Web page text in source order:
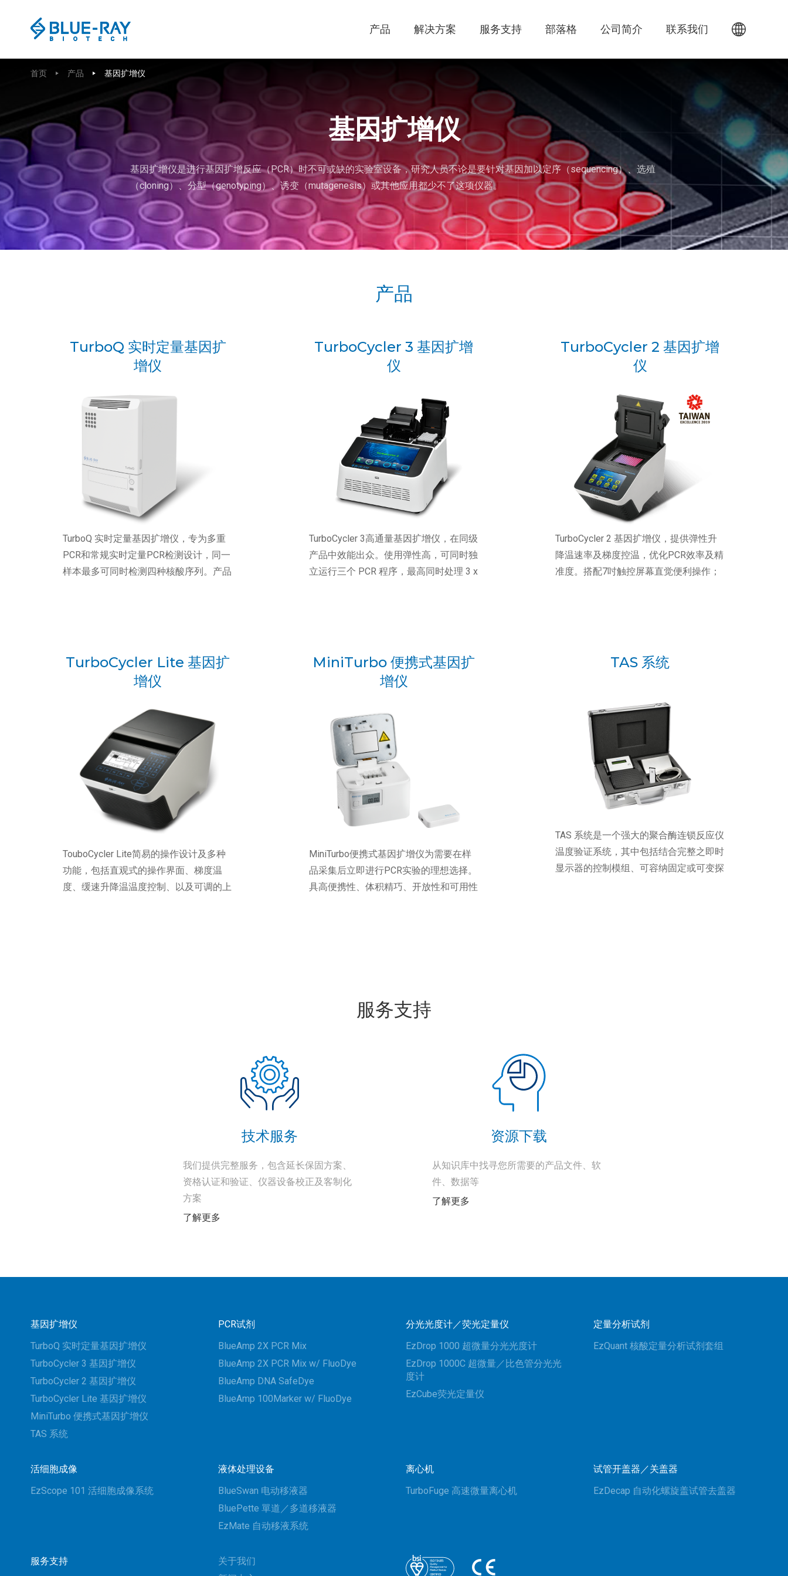
产品 解决方案 服务支持 部落格 公司简介 联系我们
首页 产品 基因扩增仪
基因扩增仪
基因扩增仪是进行基因扩增反应（PCR）时不可或缺的实验室设备，研究人员不论是要针对基因加以定序（sequencing）、选殖
（cloning）、分型（genotyping）、诱变（mutagenesis）或其他应用都少不了这项仪器。
产品
TurboQ 实时定量基因扩
增仪
TurboQ 实时定量基因扩增仪，专为多重
PCR和常规实时定量PCR检测设计，同一
样本最多可同时检测四种核酸序列。产品
TurboCycler 3 基因扩增
仪
TurboCycler 3高通量基因扩增仪，在同级
产品中效能出众。使用弹性高，可同时独
立运行三个 PCR 程序，最高同时处理 3 x
TurboCycler 2 基因扩增
仪
TurboCycler 2 基因扩增仪，提供弹性升
降温速率及梯度控温，优化PCR效率及精
准度。搭配7吋触控屏幕直觉便利操作；
TurboCycler Lite 基因扩
增仪
TouboCycler Lite简易的操作设计及多种
功能，包括直观式的操作界面、梯度温
度、缓速升降温温度控制、以及可调的上
MiniTurbo 便携式基因扩
增仪
MiniTurbo便携式基因扩增仪为需要在样
品采集后立即进行PCR实验的理想选择。
具高便携性、体积精巧、开放性和可用性
TAS 系统
TAS 系统是一个强大的聚合酶连锁反应仪
温度验证系统，其中包括结合完整之即时
显示器的控制模组、可容纳固定或可变探
服务支持
技术服务
我们提供完整服务，包含延长保固方案、
资格认证和验证、仪器设备校正及客制化
方案
了解更多
资源下载
从知识库中找寻您所需要的产品文件、软
件、数据等
了解更多
基因扩增仪
TurboQ 实时定量基因扩增仪
TurboCycler 3 基因扩增仪
TurboCycler 2 基因扩增仪
TurboCycler Lite 基因扩增仪
MiniTurbo 便携式基因扩增仪
TAS 系统
PCR试剂
BlueAmp 2X PCR Mix
BlueAmp 2X PCR Mix w/ FluoDye
BlueAmp DNA SafeDye
BlueAmp 100Marker w/ FluoDye
分光光度计／荧光定量仪
EzDrop 1000 超微量分光光度计
EzDrop 1000C 超微量／比色管分光光
度计
EzCube荧光定量仪
定量分析试剂
EzQuant 核酸定量分析试剂套组
活细胞成像
EzScope 101 活细胞成像系统
液体处理设备
BlueSwan 电动移液器
BluePette 單道／多道移液器
EzMate 自动移液系统
离心机
TurboFuge 高速微量离心机
试管开盖器／关盖器
EzDecap 自动化螺旋盖试管去盖器
服务支持
关于我们